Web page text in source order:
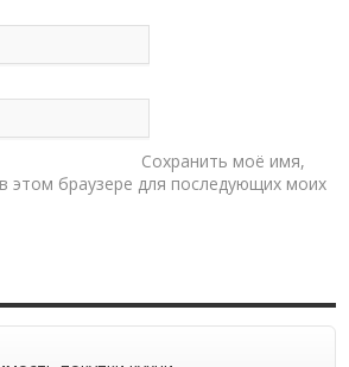
Сохранить моё имя,
этом браузере для последующих моих